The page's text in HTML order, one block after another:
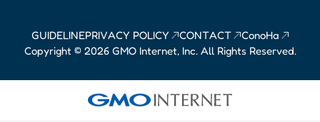
GUIDELINEPRIVACY POLICY CONTACT ConoHa
Copyright © 2026 GMO Internet, Inc. All Rights Reserved.